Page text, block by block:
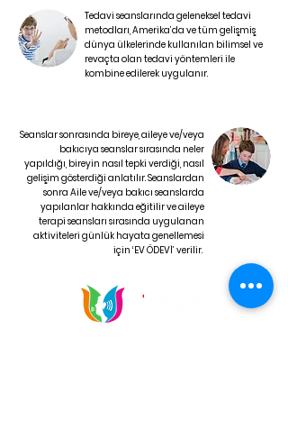
Tedavi seanslarında geleneksel tedavi
metodları, Amerika’da ve tüm gelişmiş
dünya ülkelerinde kullanılan bilimsel ve
revaçta olan tedavi yöntemleri ile
kombine edilerek uygulanır.
Seanslar sonrasında bireye, aileye ve/veya
bakıcıya seanslar sırasında neler
yapıldığı, bireyin nasıl tepki verdiği, nasıl
gelişim gösterdiği anlatılır. Seanslardan
sonra Aile ve/veya bakıcı seanslarda
yapılanlar hakkında eğitilir ve aileye
terapi seansları sırasında uygulanan
aktiviteleri günlük hayata genellemesi
için ‘EV ÖDEVİ’ verilir.